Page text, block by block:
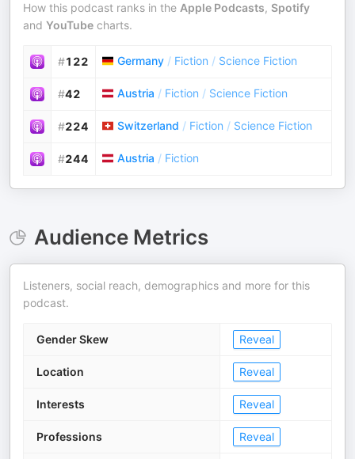
How this podcast ranks in the Apple Podcasts, Spotify
and YouTube charts.
#122 Germany / Fiction / Science Fiction
#42 Austria / Fiction / Science Fiction
#224 Switzerland / Fiction / Science Fiction
#244 Austria / Fiction
Audience Metrics
Listeners, social reach, demographics and more for this
podcast.
Gender Skew Reveal
Location Reveal
Interests Reveal
Professions Reveal